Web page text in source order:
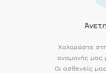
Χαλαρώστε
αναμονής μας
Οι ασθενείς